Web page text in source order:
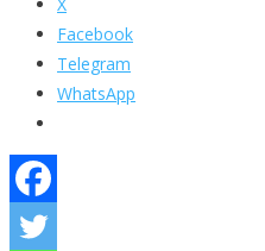
Facebook
Telegram
WhatsApp